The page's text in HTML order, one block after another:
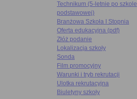
Technikum (5-letnie po szkole
podstawowej)
Branżowa Szkoła I Stopnia
Oferta edukacyjna (pdf)
Złóż podanie
Lokalizacja szkoły
Sonda
Film promocyjny
Warunki i tryb rekrutacji
Ulotka rekrutacyjna
Biuletyny szkoły